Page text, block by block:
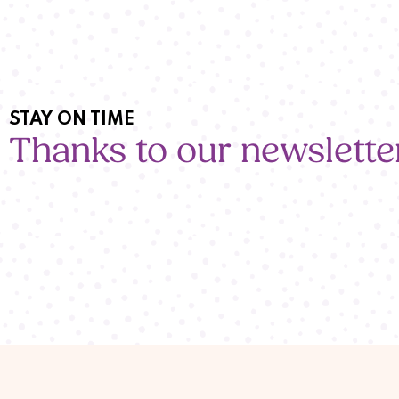
STAY ON TIME
Thanks to our